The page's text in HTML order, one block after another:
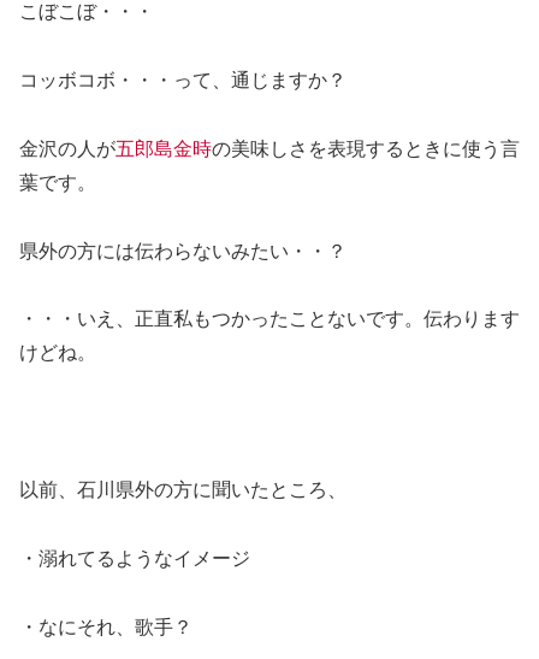
こぼこぼ・・・
コッボコボ・・・って、通じますか？
金沢の人が五郎島金時の美味しさを表現するときに使う言
葉です。
県外の方には伝わらないみたい・・？
・・・いえ、正直私もつかったことないです。伝わります
けどね。
以前、石川県外の方に聞いたところ、
・溺れてるようなイメージ
・なにそれ、歌手？